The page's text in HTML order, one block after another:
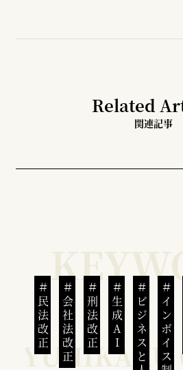
Related
関連記事
民法改正 会社法改正 刑法改正 生成AI ビジネスと人権インボイス制度